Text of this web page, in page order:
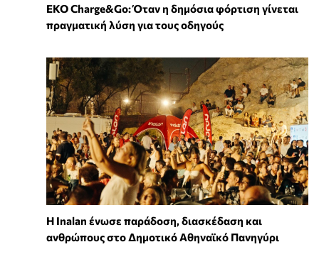
EKO Charge&Go: Όταν η δημόσια φόρτιση γίνεται
πραγματική λύση για τους οδηγούς
Η Inalan ένωσε παράδοση, διασκέδαση και
ανθρώπους στο Δημοτικό Αθηναϊκό Πανηγύρι